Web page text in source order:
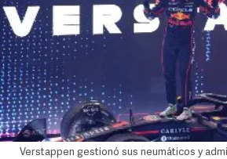
Verstappen gestionó sus neumáticos y